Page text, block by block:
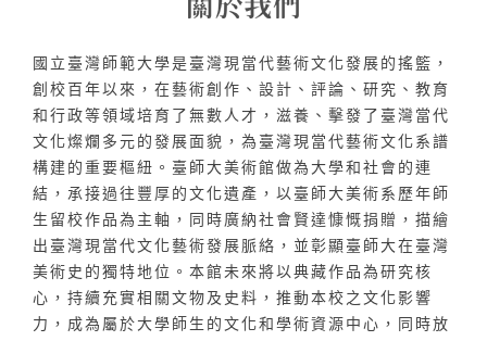
國立臺灣師範大學是臺灣現當代藝術文化發展的搖籃，
創校百年以來，在藝術創作、設計、評論、研究、教育
和行政等領域培育了無數人才，滋養、擊發了臺灣當代
文化燦爛多元的發展面貌，為臺灣現當代藝術文化系譜
構建的重要樞紐。臺師大美術館做為大學和社會的連
結，承接過往豐厚的文化遺產，以臺師大美術系歷年師
生留校作品為主軸，同時廣納社會賢達慷慨捐贈，描繪
出臺灣現當代文化藝術發展脈絡，並彰顯臺師大在臺灣
美術史的獨特地位。本館未來將以典藏作品為研究核
心，持續充實相關文物及史料，推動本校之文化影響
力，成為屬於大學師生的文化和學術資源中心，同時放